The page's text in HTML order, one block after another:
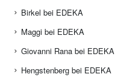
Birkel bei EDEKA
Maggi bei EDEKA
Giovanni Rana bei EDEKA
Hengstenberg bei EDEKA